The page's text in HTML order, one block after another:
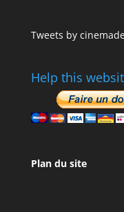
Tweets by
Help this
Plan du site